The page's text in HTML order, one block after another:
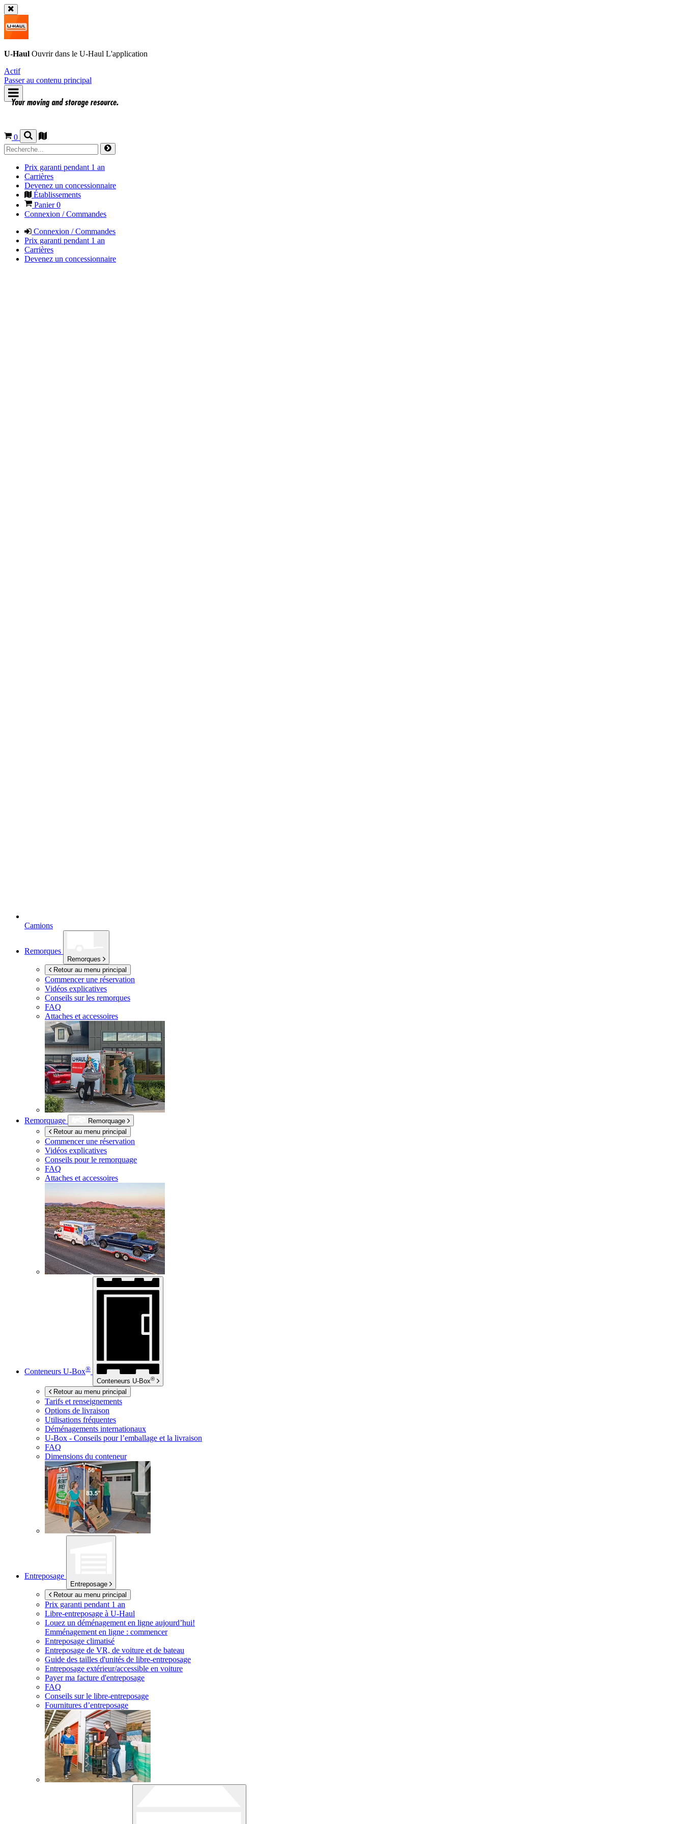
U-Haul Ouvrir dans le U-Haul L'application
Actif
Passer au contenu principal
0
Prix garanti pendant 1 an
Carrières
Devenez un concessionnaire
Établissements
Panier0
Connexion / Commandes
Connexion / Commandes
Prix garanti pendant 1 an
Carrières
Devenez un concessionnaire
Camions
Remorques
Remorques
Retour au menu principal
Commencer une réservation
Vidéos explicatives
Conseils sur les remorques
FAQ
Attaches et accessoires
Remorquage
Remorquage
Retour au menu principal
Commencer une réservation
Vidéos explicatives
Conseils pour le remorquage
FAQ
Attaches et accessoires
Conteneurs U-Box®
Conteneurs U-Box®
Retour au menu principal
Tarifs et renseignements
Options de livraison
Utilisations fréquentes
Déménagements internationaux
U-Box - Conseils pour l’emballage et la livraison
FAQ
Dimensions du conteneur
Entreposage
Entreposage
Retour au menu principal
Prix garanti pendant 1 an
Libre-entreposage à U-Haul
Louez un déménagement en ligne aujourd’hui!
Emménagement en ligne : commencer
Entreposage climatisé
Entreposage de VR, de voiture et de bateau
Guide des tailles d'unités de libre-entreposage
Entreposage extérieur/accessible en voiture
Payer ma facture d'entreposage
FAQ
Conseils sur le libre-entreposage
Fournitures d’entreposage